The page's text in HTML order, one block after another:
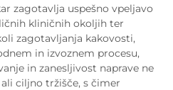
zagotavlja uspešno vpeljavo
kliničnih okoljih ter
zagotavljanja kakovosti,
in izvoznem procesu,
in zanesljivost naprave ne
ciljno tržišče, s čimer